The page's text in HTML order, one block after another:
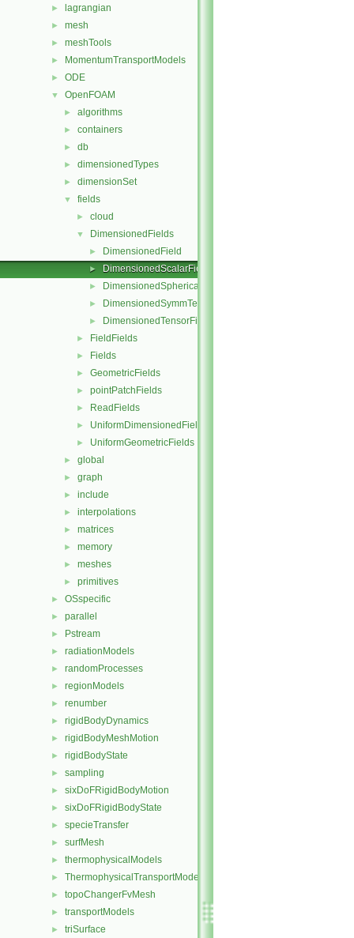
► lagrangian
► mesh
► meshTools
► MomentumTransportModels
► ODE
▼ OpenFOAM
► algorithms
► containers
► db
► dimensionedTypes
► dimensionSet
▼ fields
► cloud
▼ DimensionedFields
► DimensionedField
► DimensionedScalarField
► DimensionedSphericalTensorField
► DimensionedSymmTensorField
► DimensionedTensorField
► FieldFields
► Fields
► GeometricFields
► pointPatchFields
► ReadFields
► UniformDimensionedFields
► UniformGeometricFields
► global
► graph
► include
► interpolations
► matrices
► memory
► meshes
► primitives
► OSspecific
► parallel
► Pstream
► radiationModels
► randomProcesses
► regionModels
► renumber
► rigidBodyDynamics
► rigidBodyMeshMotion
► rigidBodyState
► sampling
► sixDoFRigidBodyMotion
► sixDoFRigidBodyState
► specieTransfer
► surfMesh
► thermophysicalModels
► ThermophysicalTransportModels
► topoChangerFvMesh
► transportModels
► triSurface